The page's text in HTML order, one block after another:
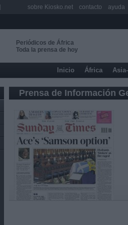
Periódicos de África
Toda la prensa de hoy
Inicio África
Prensa de Información
sobre Kiosko.net contacto ayuda